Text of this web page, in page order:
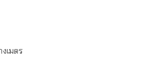
เมตร